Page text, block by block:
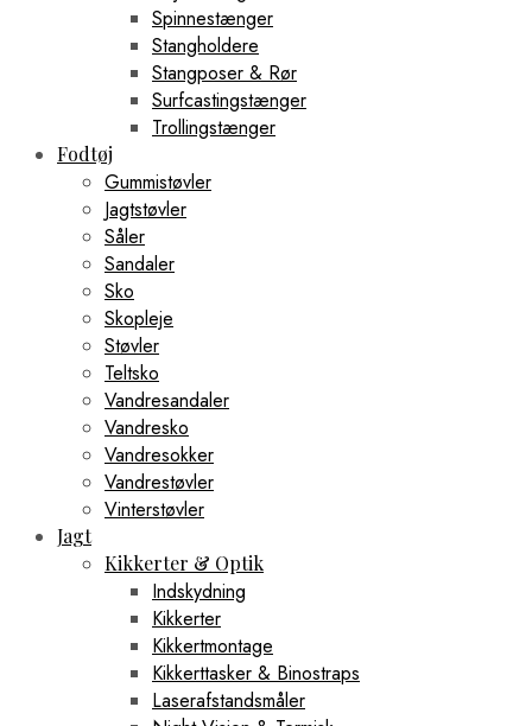
Spinnestænger
Stangholdere
Stangposer & Rør
Surfcastingstænger
Trollingstænger
Fodtøj
Gummistøvler
Jagtstøvler
Såler
Sandaler
Sko
Skopleje
Støvler
Teltsko
Vandresandaler
Vandresko
Vandresokker
Vandrestøvler
Vinterstøvler
Jagt
Kikkerter & Optik
Indskydning
Kikkerter
Kikkertmontage
Kikkerttasker & Binostraps
Laserafstandsmåler